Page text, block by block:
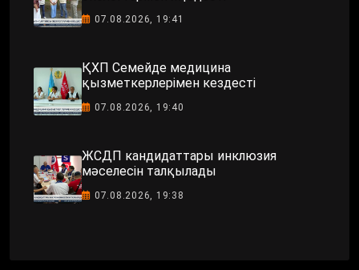
07.08.2026, 19:41
ҚХП Семейде медицина
қызметкерлерімен кездесті
07.08.2026, 19:40
ЖСДП кандидаттары инклюзия
мәселесін талқылады
07.08.2026, 19:38